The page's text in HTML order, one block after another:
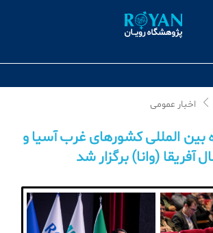
اخبار عمومی
بین المللی کشورهای غرب آسیا و
آفریقا (وانا) برگزار شد